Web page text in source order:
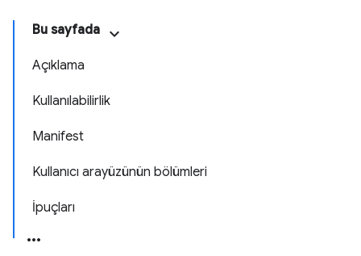
Bu sayfada
Açıklama
Kullanılabilirlik
Manifest
Kullanıcı arayüzünün bölümleri
İpuçları